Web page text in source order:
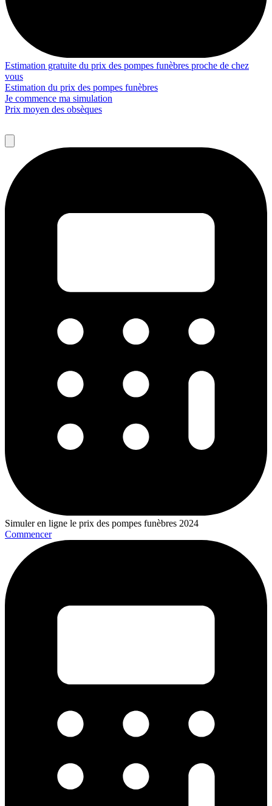
Estimation gratuite du prix des pompes funèbres proche de chez
vous
Estimation du prix des pompes funèbres
Je commence ma simulation
Prix moyen des obsèques
Simuler en ligne le prix des pompes funèbres 2024
Commencer